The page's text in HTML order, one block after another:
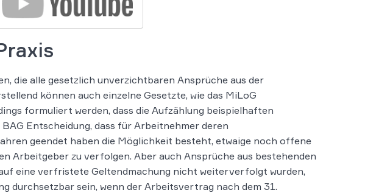
die alle gesetzlich unverzichtbaren Ansprüche aus der
können auch einzelne Gesetzte, wie das MiLoG
formuliert werden, dass die Aufzählung beispielhaften
Entscheidung, dass für Arbeitnehmer deren
geendet haben die Möglichkeit besteht, etwaige noch offene
Arbeitgeber zu verfolgen. Aber auch Ansprüche aus bestehenden
eine verfristete Geltendmachung nicht weiterverfolgt wurden,
durchsetzbar sein, wenn der Arbeitsvertrag nach dem 31.